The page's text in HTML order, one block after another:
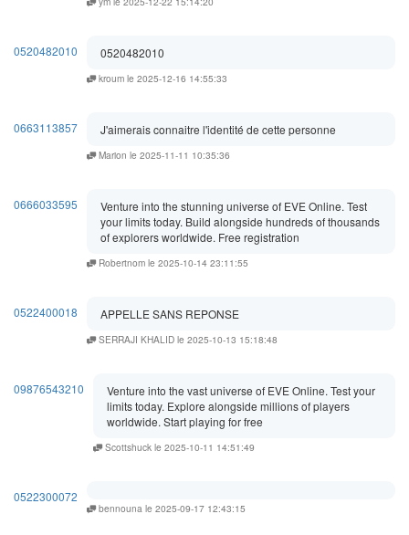
0520482010 0520482010
kroum le 2025-12-16 14:55:33
0663113857 J'aimerais connaitre l'identité de cette personne
Marion le 2025-11-11 10:35:36
0666033595
Venture into the stunning universe of EVE Online. Test
your limits today. Build alongside hundreds of thousands
of explorers worldwide. Free registration
Robertnom le 2025-10-14 23:11:55
0522400018 APPELLE SANS REPONSE
SERRAJI KHALID le 2025-10-13 15:18:48
09876543210
Venture into the vast universe of EVE Online. Test your
limits today. Explore alongside millions of players
worldwide. Start playing for free
Scottshuck le 2025-10-11 14:51:49
0522300072
bennouna le 2025-09-17 12:43:15